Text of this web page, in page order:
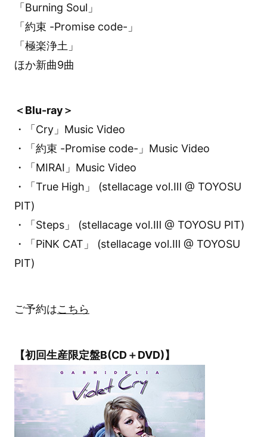
「Burning Soul」
「約束 -Promise code-」
「極楽浄土」
ほか新曲9曲
＜Blu-ray＞
・「Cry」Music Video
・「約束 -Promise code-」Music Video
・「MIRAI」Music Video
・「True High」 (stellacage vol.Ⅲ @ TOYOSU
PIT)
・「Steps」 (stellacage vol.Ⅲ @ TOYOSU PIT)
・「PiNK CAT」 (stellacage vol.Ⅲ @ TOYOSU
PIT)
ご予約はこちら
【初回生産限定盤B(CD＋DVD)】